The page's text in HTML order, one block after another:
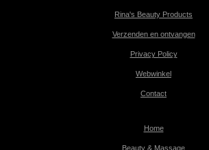
Rina's Beauty Products
Verzenden en ontvangen
Privacy Policy
Webwinkel
Contact
Home
Beauty & Massage